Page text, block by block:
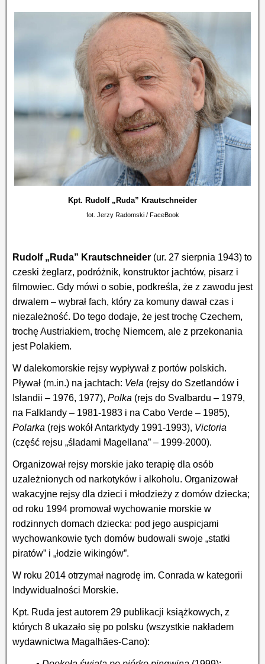
Kpt. Rudolf „Ruda” Krautschneider
fot. Jerzy Radomski / FaceBook
Rudolf „Ruda” Krautschneider (ur. 27 sierpnia 1943) to
czeski żeglarz, podróżnik, konstruktor jachtów, pisarz i
filmowiec. Gdy mówi o sobie, podkreśla, że z zawodu jest
drwalem – wybrał fach, który za komuny dawał czas i
niezależność. Do tego dodaje, że jest trochę Czechem,
trochę Austriakiem, trochę Niemcem, ale z przekonania
jest Polakiem.
W dalekomorskie rejsy wypływał z portów polskich.
Pływał (m.in.) na jachtach: Vela (rejsy do Szetlandów i
Islandii – 1976, 1977), Polka (rejs do Svalbardu – 1979,
na Falklandy – 1981-1983 i na Cabo Verde – 1985),
Polarka (rejs wokół Antarktydy 1991-1993), Victoria
(część rejsu „śladami Magellana” – 1999-2000).
Organizował rejsy morskie jako terapię dla osób
uzależnionych od narkotyków i alkoholu. Organizował
wakacyjne rejsy dla dzieci i młodzieży z domów dziecka;
od roku 1994 promował wychowanie morskie w
rodzinnych domach dziecka: pod jego auspicjami
wychowankowie tych domów budowali swoje „statki
piratów” i „łodzie wikingów”.
W roku 2014 otrzymał nagrodę im. Conrada w kategorii
Indywidualności Morskie.
Kpt. Ruda jest autorem 29 publikacji książkowych, z
których 8 ukazało się po polsku (wszystkie nakładem
wydawnictwa Magalhães-Cano):